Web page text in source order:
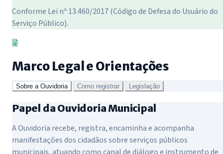
Conforme Lei nº 13.460/2017 (Código de Defesa do Usuário do
Serviço Público).
Marco Legal e Orientações
Sobre a Ouvidoria Como registrar Legislação
Papel da Ouvidoria Municipal
A Ouvidoria recebe, registra, encaminha e acompanha
manifestações dos cidadãos sobre serviços públicos